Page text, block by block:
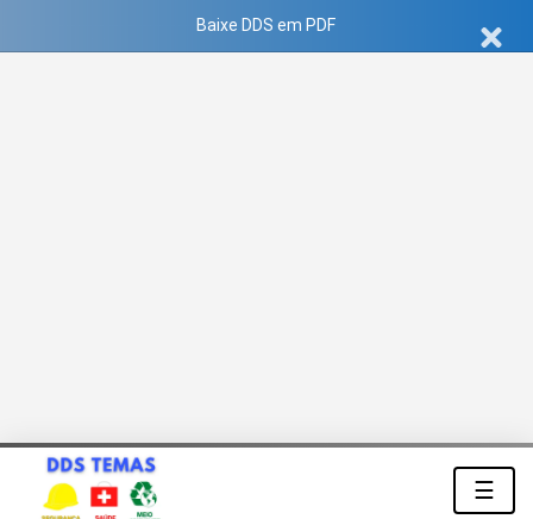
Baixe DDS em PDF
☰